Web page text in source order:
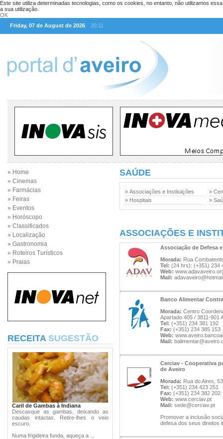
Este site utiliza determinadas tecnologias, como os cookies, no entanto, não utilizamos
a sua utilização.
OK
Friday, 07 de August de 2026
20:11
» Home
» Cinemas
» Farmácias
» Feiras
» Eventos
» Horóscopo
» Classificados
» Localização
» Gastronomia
» Roteiros Turísticos
» Praias
RECEITA SUGESTÃO
Caril de Gambas à Indiana
Descasque as gambas, deixando as
caudas intactas. Retire-lhes o veio
escuro.
Numa frigideira funda, aqueça a ...
SAÚDE
» Associações e Instituições
»
» Hospitais
»
ASSOCIAÇÕES E
Associação de Defesa
Morada: Rua
Tel: (24 hrs): (+351) 234
Web:
Mail:
Banco Alimentar
Morada: Centro
Apartado 405 / 3811-901
Tel: (+351) 234 381 192
Fax: (+351) 234 385 153
Web:
Mail:
Cerciav - Cooperativa
de Aveiro
Morada: Rua do Aires,
Tel: (+351) 234 423 251
Fax: (+351) 234 382 202
Web: www.cerciav.pt
Mail: sede@cerciav.pt
Promover a inclusão
defesa dos seus direitos